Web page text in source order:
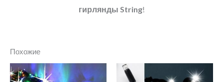
гирлянды String!
Похожие